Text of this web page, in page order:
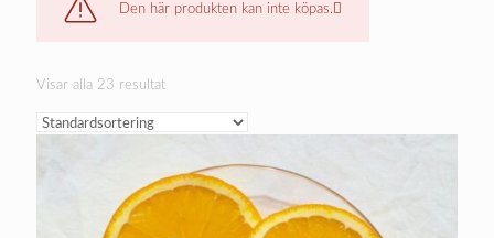
Den här produkten kan inte köpas.
Visar alla 23 resultat